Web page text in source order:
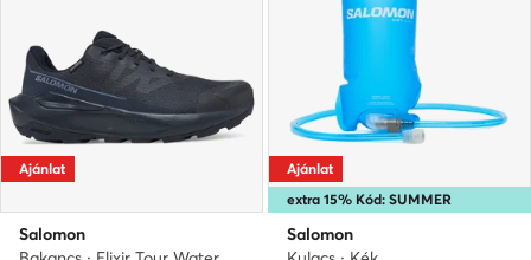
Ajánlat
Salomon
extra 15% Kód: SUMMER
Ajánlat
Salomon